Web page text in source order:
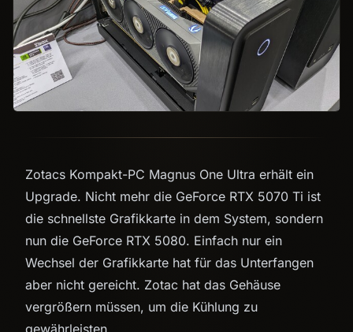
Zotacs Kompakt-PC Magnus One Ultra erhält ein
Upgrade. Nicht mehr die GeForce RTX 5070 Ti ist
die schnellste Grafikkarte in dem System, sondern
nun die GeForce RTX 5080. Einfach nur ein
Wechsel der Grafikkarte hat für das Unterfangen
aber nicht gereicht. Zotac hat das Gehäuse
vergrößern müssen, um die Kühlung zu
gewährleisten.